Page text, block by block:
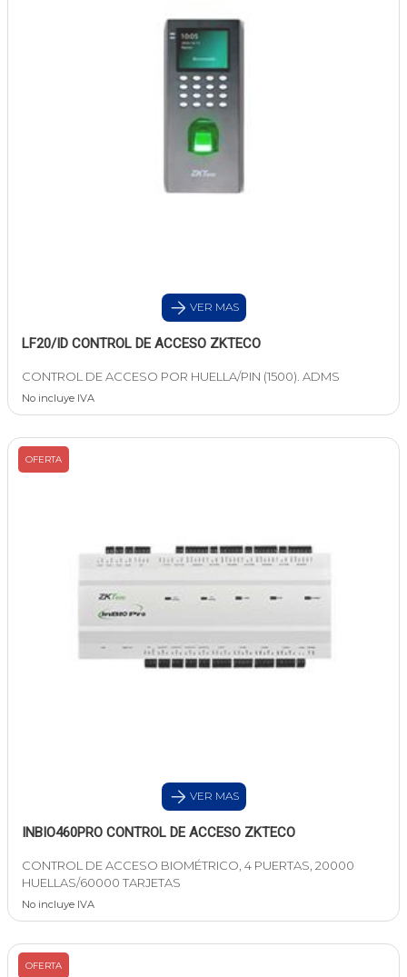
VER MAS
LF20/ID CONTROL DE ACCESO ZKTECO
CONTROL DE ACCESO POR HUELLA/PIN (1500). ADMS
No incluye IVA
OFERTA
VER MAS
INBIO460PRO CONTROL DE ACCESO ZKTECO
CONTROL DE ACCESO BIOMÉTRICO, 4 PUERTAS, 20000
HUELLAS/60000 TARJETAS
No incluye IVA
OFERTA